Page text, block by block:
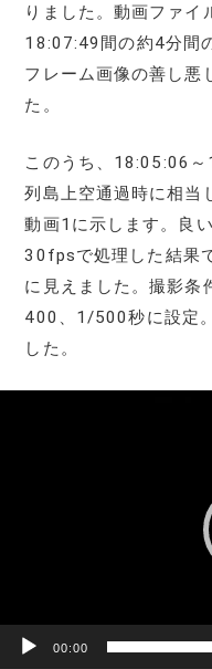
りました。‏‎動画ファイルの記録から18:03:41～
18:07:49間の約4分間
フレーム画像の善し悪
た。
このうち、18:05:06
列島上空通過時に相当
動画1に示します。良
30fpsで処理した結果
に見えました。撮影条
400、1/500秒に設定
した。
00:00